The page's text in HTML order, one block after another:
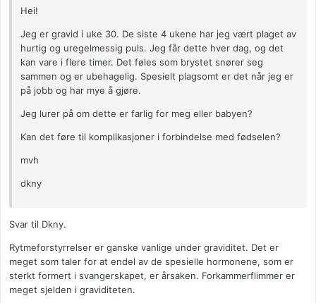
Hei!
Jeg er gravid i uke 30. De siste 4 ukene har jeg vært plaget av
hurtig og uregelmessig puls. Jeg får dette hver dag, og det
kan vare i flere timer. Det føles som brystet snører seg
sammen og er ubehagelig. Spesielt plagsomt er det når jeg er
på jobb og har mye å gjøre.
Jeg lurer på om dette er farlig for meg eller babyen?
Kan det føre til komplikasjoner i forbindelse med fødselen?
mvh
dkny
Svar til Dkny.
Rytmeforstyrrelser er ganske vanlige under graviditet. Det er
meget som taler for at endel av de spesielle hormonene, som er
sterkt formert i svangerskapet, er årsaken. Forkammerflimmer er
meget sjelden i graviditeten.